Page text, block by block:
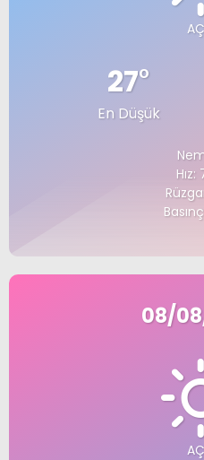
27°
En Düşük
Hız:
08/